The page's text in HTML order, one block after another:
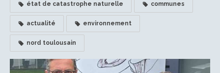
état de catastrophe naturelle communes
actualité environnement
nord toulousain